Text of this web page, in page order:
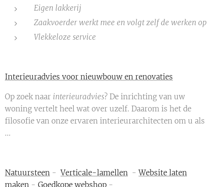
Eigen lakkerij
Zaakvoerder werkt mee en volgt zelf de werken op
Vlekkeloze service
Interieuradvies voor nieuwbouw en renovaties
Op zoek naar interieuradvies? De inrichting van uw
woning vertelt heel wat over uzelf. Daarom is het de
filosofie van onze ervaren interieurarchitecten om u als
...
Natuursteen -Verticale-lamellen -Website laten
maken - Goedkope webshop -